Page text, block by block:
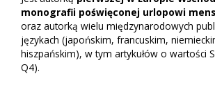
monografii poświęconej urlopowi
oraz autorką wielu międzynarodowych
językach (japońskim, francuskim,
hiszpańskim), w tym artykułów o wartości
Q4).